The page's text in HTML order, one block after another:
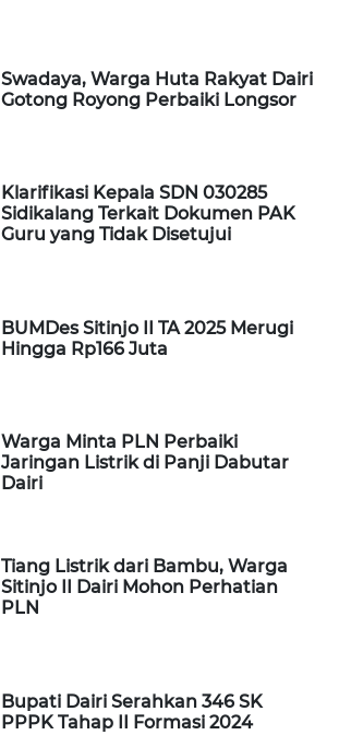
Swadaya, Warga Huta Rakyat Dairi
Gotong Royong Perbaiki Longsor
Klarifikasi Kepala SDN 030285
Sidikalang Terkait Dokumen PAK
Guru yang Tidak Disetujui
BUMDes Sitinjo II TA 2025 Merugi
Hingga Rp166 Juta
Warga Minta PLN Perbaiki
Jaringan Listrik di Panji Dabutar
Dairi
Tiang Listrik dari Bambu, Warga
Sitinjo II Dairi Mohon Perhatian
PLN
Bupati Dairi Serahkan 346 SK
PPPK Tahap II Formasi 2024